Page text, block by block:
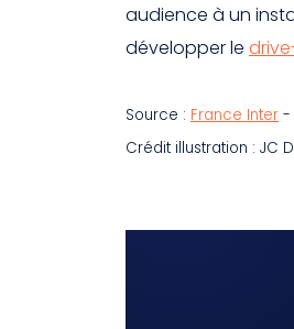
audience à un
développer le
Source : France Inter -
Crédit illustration : JC